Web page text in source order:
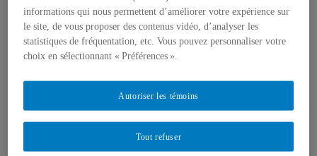
Emplois, bourses et stages
Formations, simulations et Écoles d’été
Think Tank
Centre de réflexion de l’IEIM
Récentes réalisations
Regards de l’IEIM
Publications
informations qui nous permettent d’améliorer votre expérience sur
le site, de vous proposer des contenus vidéo, d’analyser les
statistiques de fréquentation, etc. Vous pouvez personnaliser votre
choix en sélectionnant « Préférences ».
Tout refuser
Autoriser les témoins